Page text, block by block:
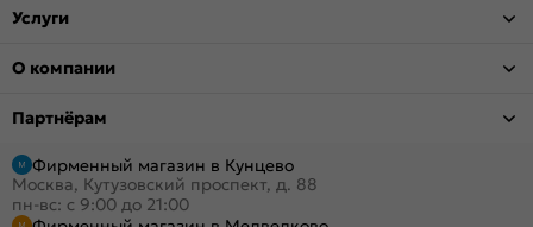
Услуги
О компании
Партнёрам
Фирменный магазин в Кунцево
Москва, Кутузовский проспект, д. 88
пн-вс: с 9:00 до 21:00